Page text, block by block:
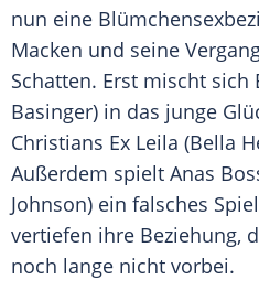
nun eine
Macken und seine
Schatten. Erst mischt sich
Basinger) in das junge
Christians Ex Leila (Bella
Außerdem spielt Anas
Johnson) ein falsches
vertiefen ihre Beziehung,
noch lange nicht vorbei.